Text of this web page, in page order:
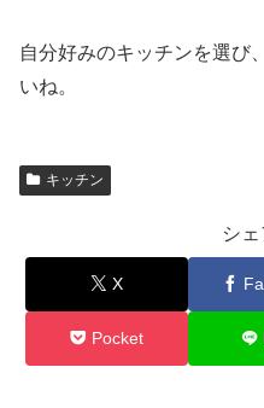
自分好みのキッチンを選び
いね。
キッチン
シ
X
Pocket